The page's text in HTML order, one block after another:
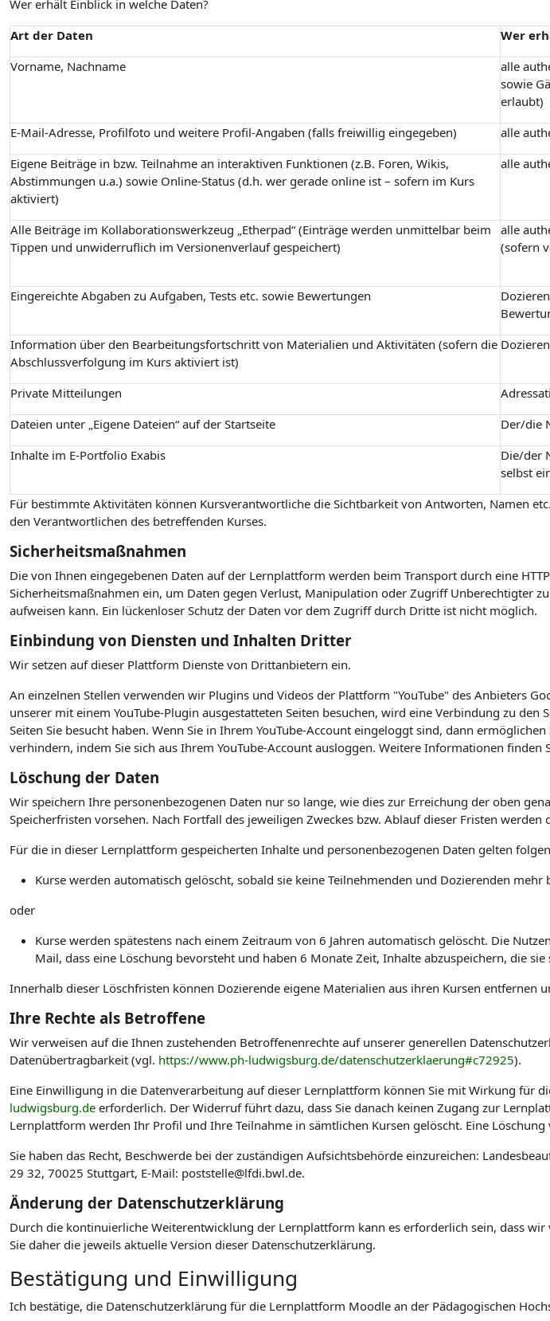
Wer erhält Einblick in welche Daten?
Art der Daten
Wer
Vorname, Nachname
alle
sowie
erlaubt)
E-Mail-Adresse, Profilfoto und weitere Profil-Angaben (falls freiwillig eingegeben) alle
Eigene Beiträge in bzw. Teilnahme an interaktiven Funktionen (z.B. Foren, Wikis,
Abstimmungen u.a.) sowie Online-Status (d.h. wer gerade online ist – sofern im Kurs
aktiviert)
alle
Alle Beiträge im Kollaborationswerkzeug „Etherpad“ (Einträge werden unmittelbar beim
Tippen und unwiderruflich im Versionenverlauf gespeichert)
alle
(sofern
Eingereichte Abgaben zu Aufgaben, Tests etc. sowie Bewertungen
Information über den Bearbeitungsfortschritt von Materialien und Aktivitäten (sofern die
Abschlussverfolgung im Kurs aktiviert ist)
Private Mitteilungen
Dateien unter „Eigene Dateien“ auf der Startseite
Der/die
Inhalte im E-Portfolio Exabis
Die/der
selbst
Für bestimmte Aktivitäten können Kursverantwortliche die Sichtbarkeit von Antworten, Namen
den Verantwortlichen des betreffenden Kurses.
Sicherheitsmaßnahmen
Die von Ihnen eingegebenen Daten auf der Lernplattform werden beim Transport durch eine
Sicherheitsmaßnahmen ein, um Daten gegen Verlust, Manipulation oder Zugriff Unberechtigter
aufweisen kann. Ein lückenloser Schutz der Daten vor dem Zugriff durch Dritte ist nicht möglich.
Einbindung von Diensten und Inhalten Dritter
Wir setzen auf dieser Plattform Dienste von Drittanbietern ein.
An einzelnen Stellen verwenden wir Plugins und Videos der Plattform "YouTube" des Anbieters
unserer mit einem YouTube-Plugin ausgestatteten Seiten besuchen, wird eine Verbindung zu
Seiten Sie besucht haben. Wenn Sie in Ihrem YouTube-Account eingeloggt sind, dann
verhindern, indem Sie sich aus Ihrem YouTube-Account ausloggen. Weitere Informationen
Löschung der Daten
Wir speichern Ihre personenbezogenen Daten nur so lange, wie dies zur Erreichung der oben
Speicherfristen vorsehen. Nach Fortfall des jeweiligen Zweckes bzw. Ablauf dieser Fristen
Für die in dieser Lernplattform gespeicherten Inhalte und personenbezogenen Daten gelten
Kurse werden automatisch gelöscht, sobald sie keine Teilnehmenden und Dozierenden mehr
oder
Kurse werden spätestens nach einem Zeitraum von 6 Jahren automatisch gelöscht. Die
Mail, dass eine Löschung bevorsteht und haben 6 Monate Zeit, Inhalte abzuspeichern, die
Innerhalb dieser Löschfristen können Dozierende eigene Materialien aus ihren Kursen entfernen
Ihre Rechte als Betroffene
Wir verweisen auf die Ihnen zustehenden Betroffenenrechte auf unserer generellen
Datenübertragbarkeit (vgl. https://www.ph-ludwigsburg.de/datenschutzerklaerung#c72925).
Eine Einwilligung in die Datenverarbeitung auf dieser Lernplattform können Sie mit Wirkung für
ludwigsburg.de erforderlich. Der Widerruf führt dazu, dass Sie danach keinen Zugang zur
Lernplattform werden Ihr Profil und Ihre Teilnahme in sämtlichen Kursen gelöscht. Eine
Sie haben das Recht, Beschwerde bei der zuständigen Aufsichtsbehörde einzureichen:
29 32, 70025 Stuttgart, E-Mail: poststelle@lfdi.bwl.de.
Änderung der Datenschutzerklärung
Durch die kontinuierliche Weiterentwicklung der Lernplattform kann es erforderlich sein, dass
Sie daher die jeweils aktuelle Version dieser Datenschutzerklärung.
Bestätigung und Einwilligung
Ich bestätige, die Datenschutzerklärung für die Lernplattform Moodle an der Pädagogischen